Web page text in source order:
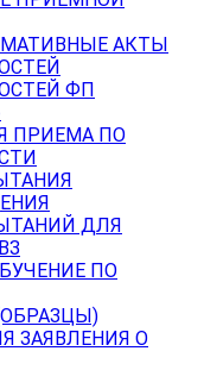
АКТЫ
ФП
ПРИЕМА ПО
ДЛЯ
ПО
ЗАЯВЛЕНИЯ О